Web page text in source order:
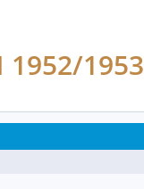
1952/1953